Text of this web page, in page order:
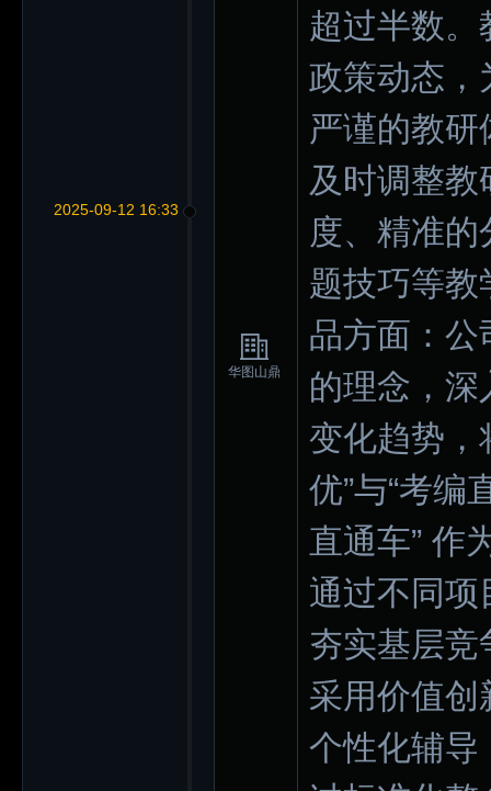
2025-09-12 16:33
华图山鼎
超过半数
政策动态，
严谨的教
及时调整
度、精准
题技巧等教
品方面：公
的理念，
变化趋势，
优”与“考编
直通车” 作
通过不同项
夯实基层竞
采用价值创
个性化辅导